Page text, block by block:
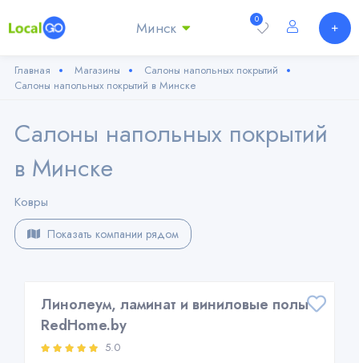
0
Минск
Главная Магазины
Салоны напольных покрытий
Салоны напольных покрытий в Минске
Салоны напольных покрытий
в Минске
Ковры
Показать компании рядом
Линолеум, ламинат и виниловые полы
RedHome.by
5.0